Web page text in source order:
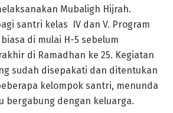
Mubaligh Hijrah.
santri kelas IV dan V. Program
di mulai H-5 sebelum
di Ramadhan ke 25. Kegiatan
sudah disepakati dan ditentukan
kelompok santri, menunda
bergabung dengan keluarga.